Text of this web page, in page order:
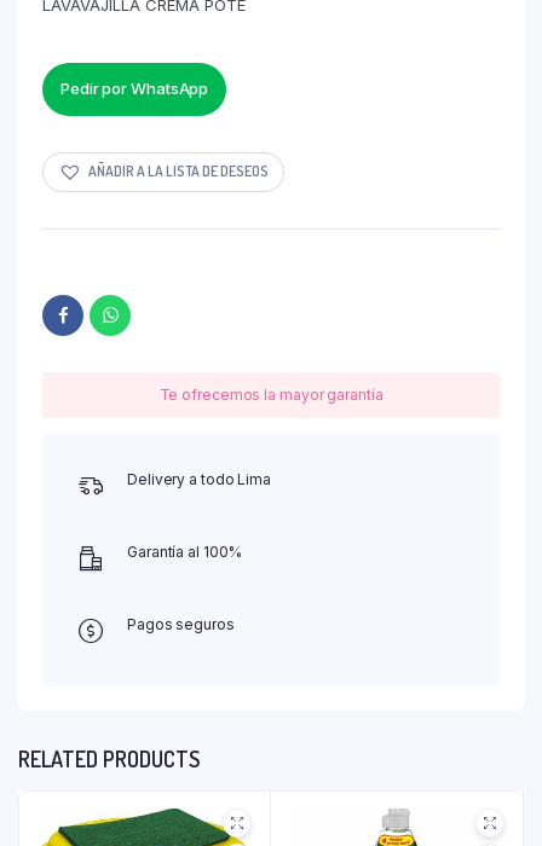
LAVAVAJILLA CREMA POTE
Pedir por WhatsApp
AÑADIR A LA LISTA DE DESEOS
Te ofrecemos la mayor garantía
Delivery a todo Lima
Garantía al 100%
Pagos seguros
RELATED PRODUCTS